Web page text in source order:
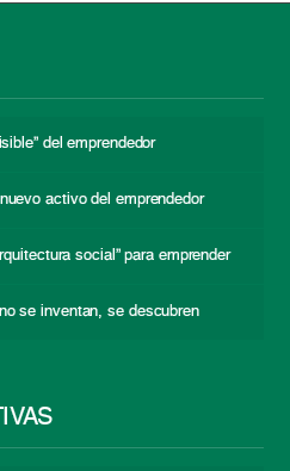
del emprendedor
activo del emprendedor
social” para emprender
se inventan, se descubren